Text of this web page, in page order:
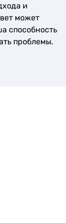
и
может
способность
проблемы.